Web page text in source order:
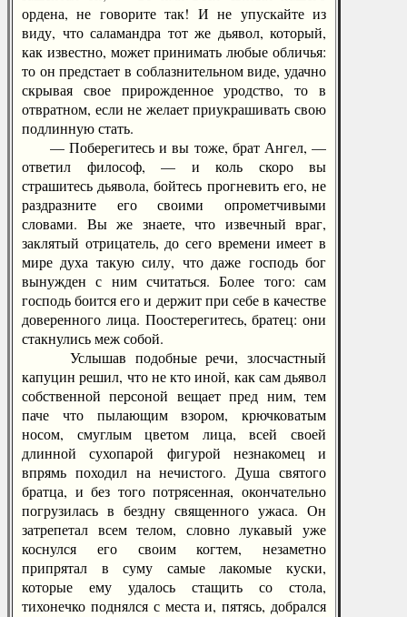
ордена, не говорите так! И не упускайте из
виду, что саламандра тот же дьявол, который,
как известно, может принимать любые обличья:
то он предстает в соблазнительном виде, удачно
скрывая свое прирожденное уродство, то в
отвратном, если не желает приукрашивать свою
подлинную стать.
— Поберегитесь и вы тоже, брат Ангел, —
ответил философ, — и коль скоро вы
страшитесь дьявола, бойтесь прогневить его, не
раздразните его своими опрометчивыми
словами. Вы же знаете, что извечный враг,
заклятый отрицатель, до сего времени имеет в
мире духа такую силу, что даже господь бог
вынужден с ним считаться. Более того: сам
господь боится его и держит при себе в качестве
доверенного лица. Поостерегитесь, братец: они
стакнулись меж собой.
Услышав подобные речи, злосчастный
капуцин решил, что не кто иной, как сам дьявол
собственной персоной вещает пред ним, тем
паче что пылающим взором, крючковатым
носом, смуглым цветом лица, всей своей
длинной сухопарой фигурой незнакомец и
впрямь походил на нечистого. Душа святого
братца, и без того потрясенная, окончательно
погрузилась в бездну священного ужаса. Он
затрепетал всем телом, словно лукавый уже
коснулся его своим когтем, незаметно
припрятал в суму самые лакомые куски,
которые ему удалось стащить со стола,
тихонечко поднялся с места и, пятясь, добрался